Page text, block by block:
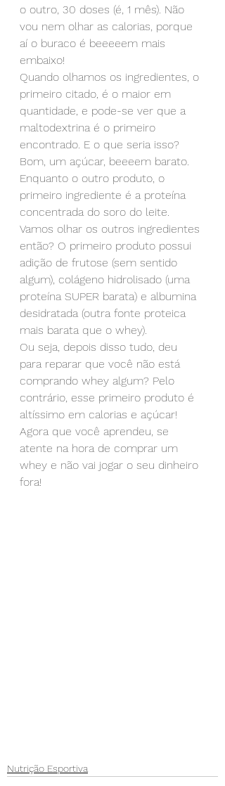
o outro, 30 doses (é, 1 mês). Não
vou nem olhar as calorias, porque
aí o buraco é beeeeem mais
embaixo!
Quando olhamos os ingredientes, o
primeiro citado, é o maior em
quantidade, e pode-se ver que a
maltodextrina é o primeiro
encontrado. E o que seria isso?
Bom, um açúcar, beeeem barato.
Enquanto o outro produto, o
primeiro ingrediente é a proteína
concentrada do soro do leite.
Vamos olhar os outros ingredientes
então? O primeiro produto possui
adição de frutose (sem sentido
algum), colágeno hidrolisado (uma
proteína SUPER barata) e albumina
desidratada (outra fonte proteica
mais barata que o whey).
Ou seja, depois disso tudo, deu
para reparar que você não está
comprando whey algum? Pelo
contrário, esse primeiro produto é
altíssimo em calorias e açúcar!
Agora que você aprendeu, se
atente na hora de comprar um
whey e não vai jogar o seu dinheiro
fora!
Nutrição Esportiva